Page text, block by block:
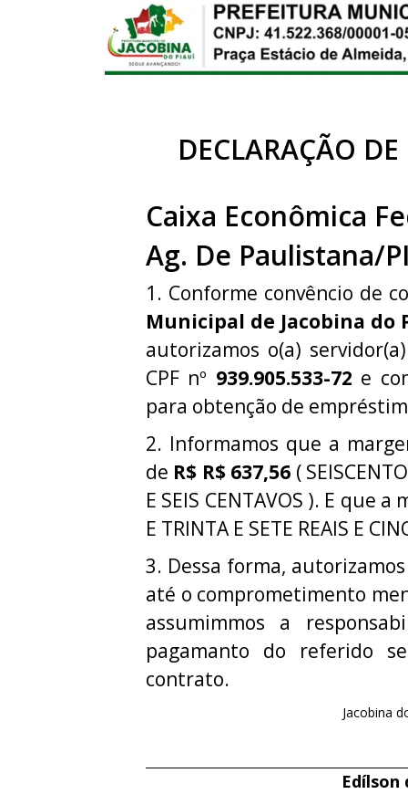
DECLARAÇÃO
Caixa Econômica
Ag. De Paulistana/
1. Conforme convêncio de
Municipal de Jacobina do
autorizamos o(a)
CPF nº 939.905.533-72 e
para obtenção de
2. Informamos que a
de R$ R$ 637,56 (
E SEIS CENTAVOS ). E que
E TRINTA E SETE REAIS E
3. Dessa forma,
até o comprometimento
assumimmos a
pagamanto do referido
contrato.
Jacobina
Edílson